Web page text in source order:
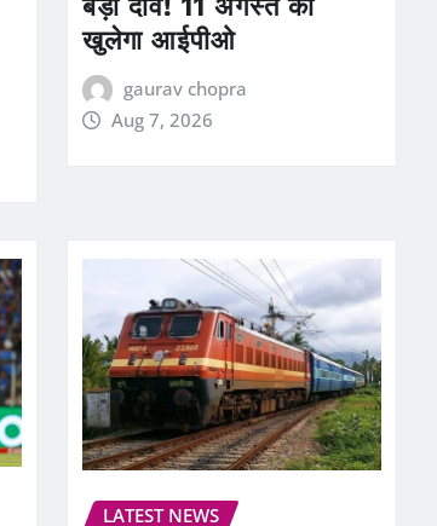
खुलेगा आईपीओ
gaurav chopra
Aug 7, 2026
LATEST NEWS